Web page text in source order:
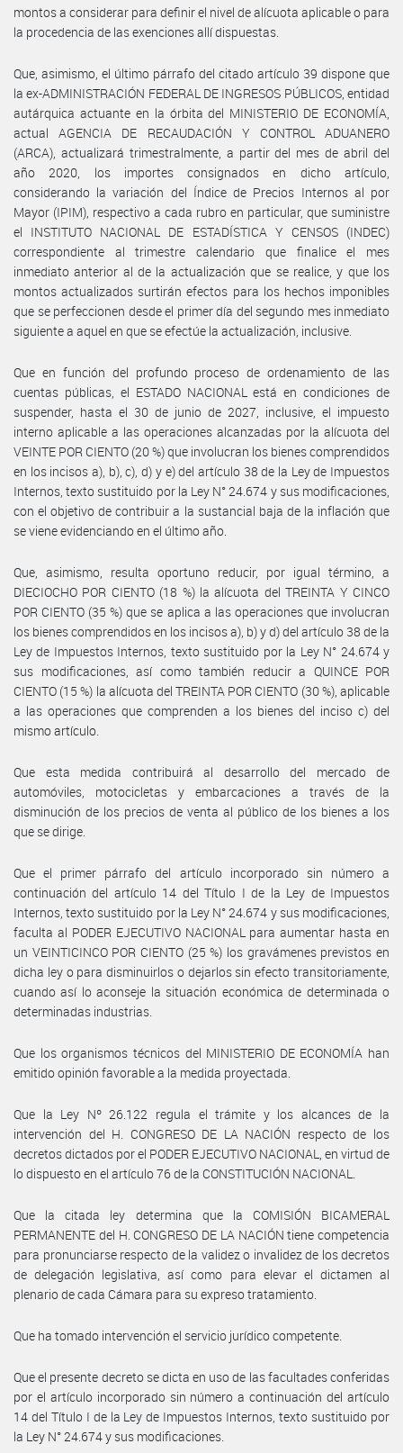
montos a considerar para definir el nivel de alícuota aplicable o para
la procedencia de las exenciones allí dispuestas.
Que, asimismo, el último párrafo del citado artículo 39 dispone que
la ex-ADMINISTRACIÓN FEDERAL DE INGRESOS PÚBLICOS, entidad
autárquica actuante en la órbita del MINISTERIO DE ECONOMÍA,
actual AGENCIA DE RECAUDACIÓN Y CONTROL ADUANERO
(ARCA), actualizará trimestralmente, a partir del mes de abril del
año 2020, los importes consignados en dicho artículo,
considerando la variación del Índice de Precios Internos al por
Mayor (IPIM), respectivo a cada rubro en particular, que suministre
el INSTITUTO NACIONAL DE ESTADÍSTICA Y CENSOS (INDEC)
correspondiente al trimestre calendario que finalice el mes
inmediato anterior al de la actualización que se realice, y que los
montos actualizados surtirán efectos para los hechos imponibles
que se perfeccionen desde el primer día del segundo mes inmediato
siguiente a aquel en que se efectúe la actualización, inclusive.
Que en función del profundo proceso de ordenamiento de las
cuentas públicas, el ESTADO NACIONAL está en condiciones de
suspender, hasta el 30 de junio de 2027, inclusive, el impuesto
interno aplicable a las operaciones alcanzadas por la alícuota del
VEINTE POR CIENTO (20 %) que involucran los bienes comprendidos
en los incisos a), b), c), d) y e) del artículo 38 de la Ley de Impuestos
Internos, texto sustituido por la Ley N° 24.674 y sus modificaciones,
con el objetivo de contribuir a la sustancial baja de la inflación que
se viene evidenciando en el último año.
Que, asimismo, resulta oportuno reducir, por igual término, a
DIECIOCHO POR CIENTO (18 %) la alícuota del TREINTA Y CINCO
POR CIENTO (35 %) que se aplica a las operaciones que involucran
los bienes comprendidos en los incisos a), b) y d) del artículo 38 de la
Ley de Impuestos Internos, texto sustituido por la Ley N° 24.674 y
sus modificaciones, así como también reducir a QUINCE POR
CIENTO (15 %) la alícuota del TREINTA POR CIENTO (30 %), aplicable
a las operaciones que comprenden a los bienes del inciso c) del
mismo artículo.
Que esta medida contribuirá al desarrollo del mercado de
automóviles, motocicletas y embarcaciones a través de la
disminución de los precios de venta al público de los bienes a los
que se dirige.
Que el primer párrafo del artículo incorporado sin número a
continuación del artículo 14 del Título I de la Ley de Impuestos
Internos, texto sustituido por la Ley N° 24.674 y sus modificaciones,
faculta al PODER EJECUTIVO NACIONAL para aumentar hasta en
un VEINTICINCO POR CIENTO (25 %) los gravámenes previstos en
dicha ley o para disminuirlos o dejarlos sin efecto transitoriamente,
cuando así lo aconseje la situación económica de determinada o
determinadas industrias.
Que los organismos técnicos del MINISTERIO DE ECONOMÍA han
emitido opinión favorable a la medida proyectada.
Que la Ley Nº 26.122 regula el trámite y los alcances de la
intervención del H. CONGRESO DE LA NACIÓN respecto de los
decretos dictados por el PODER EJECUTIVO NACIONAL, en virtud de
lo dispuesto en el artículo 76 de la CONSTITUCIÓN NACIONAL.
Que la citada ley determina que la COMISIÓN BICAMERAL
PERMANENTE del H. CONGRESO DE LA NACIÓN tiene competencia
para pronunciarse respecto de la validez o invalidez de los decretos
de delegación legislativa, así como para elevar el dictamen al
plenario de cada Cámara para su expreso tratamiento.
Que ha tomado intervención el servicio jurídico competente.
Que el presente decreto se dicta en uso de las facultades conferidas
por el artículo incorporado sin número a continuación del artículo
14 del Título I de la Ley de Impuestos Internos, texto sustituido por
la Ley N° 24.674 y sus modificaciones.